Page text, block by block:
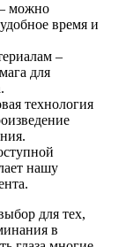
можно
время и
–
для
технология
нашу
для тех,
в